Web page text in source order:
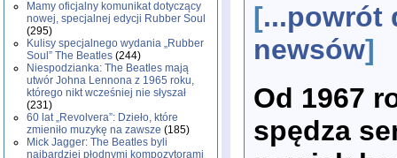
Mamy oficjalny komunikat dotyczący
nowej, specjalnej edycji Rubber Soul
(295)
Kulisy specjalnego wydania „Rubber
Soul” The Beatles (244)
Niespodzianka: The Beatles mają
utwór Johna Lennona z 1965 roku,
którego nikt wcześniej nie słyszał
(231)
60 lat „Revolvera”: Dzieło, które
zmieniło muzykę na zawsze (185)
Mick Jagger: The Beatles byli
najbardziej płodnymi kompozytorami
[...powrót
newsów]
Od 1967
spędza